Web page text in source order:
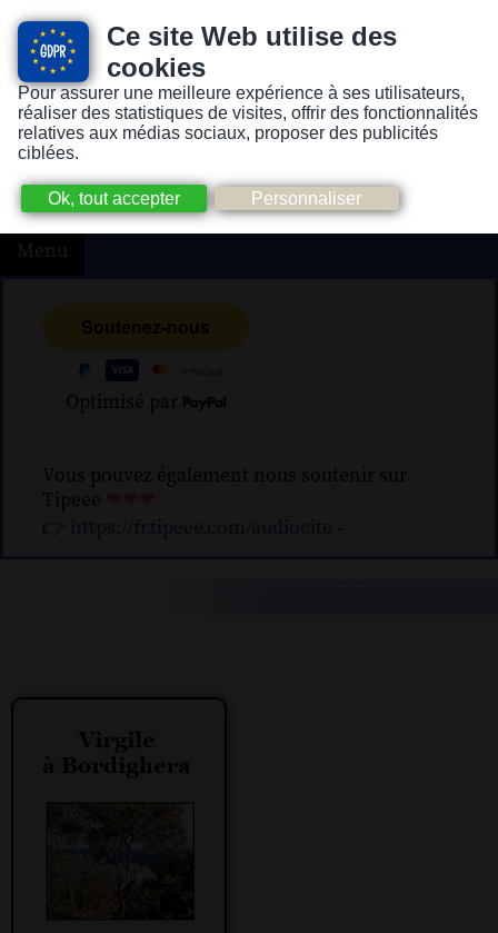
Ce site Web utilise des
cookies
Pour assurer une meilleure expérience à ses utilisateurs,
réaliser des statistiques de visites, offrir des fonctionnalités
relatives aux médias sociaux, proposer des publicités
ciblées.
Version pour personnes mal-voyantes ou non-voyantes
Menu
Optimisé par
Vous pouvez également nous soutenir sur
Tipeee
👉
-